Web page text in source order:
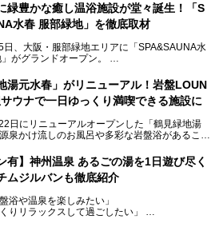
緑豊かな癒し温浴施設が堂々誕生！「S
水春 服部緑地」を徹底取材
、大阪・服部緑地エリアに「SPA&SAUNA水
がグランドオープン。
から約5年の時を経て誕生した本施設は、温泉・
盤浴・フィットネス・ラウンジ・レストランなど
これまでの“水春”のイメージをさらに進化させ
ン前の内覧会に参加し、館内のこだわりポイン
目の3種のサウナや160cmの深水風呂、没入感の
エリア、日本最大の台数を誇る最新AIフィットネ
、見どころ満載の館内を詳しくご紹介します。
湯元水春」がリニューアル！岩盤LOUN
ウナで一日ゆっくり満喫できる施設に
日にリニューアルオープンした「鶴見緑地湯
泉かけ流しのお風呂や多彩な岩盤浴があること
つろげる場所”としてパワーアップしています。
ーアルでは、新たに登場した瞑想サウナをはじ
盛りだくさん。日常の疲れを癒やしたい方はもち
にゆったり過ごしたい方にもぴったりの内容とな
有】神州温泉 あるごの湯を1日遊び尽く
ムジルバンも徹底紹介
浴や温泉を楽しみたい」
くりリラックスして過ごしたい」